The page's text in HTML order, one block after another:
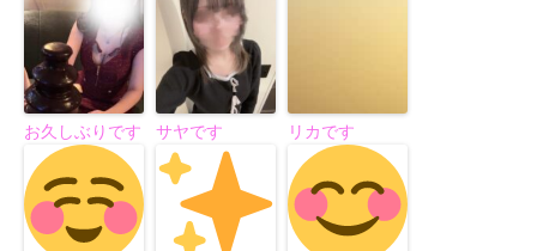
お久しぶりです サヤです リカです